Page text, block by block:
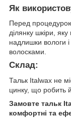
Як
Перед процедурою
ділянку шкіри,
надлишки вологи
волосками.
Склад:
Тальк Italwax не
цинку, що робить
Замовте тальк
комфортні та